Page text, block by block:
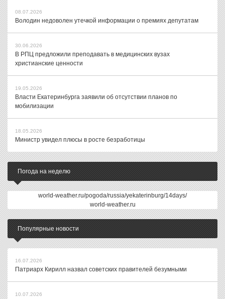
08.07.2026
Володин недоволен утечкой информации о премиях депутатам
30.06.2026
В РПЦ предложили преподавать в медицинских вузах
христианские ценности
19.05.2026
Власти Екатеринбурга заявили об отсутствии планов по
мобилизации
18.05.2026
Министр увидел плюсы в росте безработицы
Погода на неделю
world-weather.ru/pogoda/russia/yekaterinburg/14days/
world-weather.ru
Популярные новости
16.07.2026
Патриарх Кирилл назвал советских правителей безумными
10.07.2026